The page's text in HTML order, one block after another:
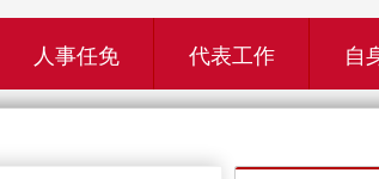
人事任免 代表工作 自